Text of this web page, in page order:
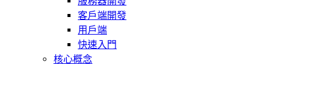
客戶端開發
用戶端
快速入門
核心概念